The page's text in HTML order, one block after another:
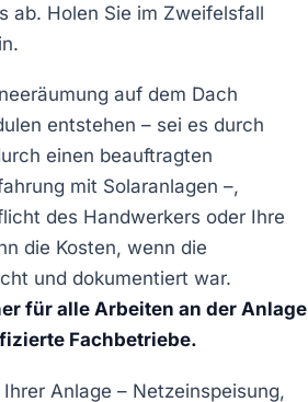
ab. Holen Sie im Zweifelsfall
auf dem Dach
entstehen – sei es durch
einen beauftragten
mit Solaranlagen –,
des Handwerkers oder Ihre
die Kosten, wenn die
und dokumentiert war.
für alle Arbeiten an der Anlage
Fachbetriebe.
Anlage – Netzeinspeisung,